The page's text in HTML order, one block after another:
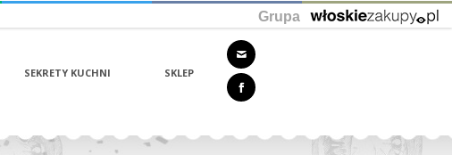
Grupa
SEKRETY KUCHNI SKLEP